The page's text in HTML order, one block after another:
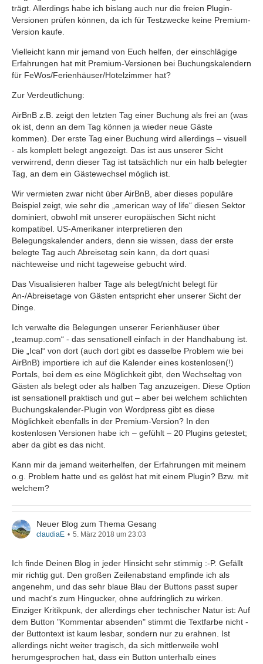
trägt. Allerdings habe ich bislang auch nur die freien Plugin-
Versionen prüfen können, da ich für Testzwecke keine Premium-
Version kaufe.
Vielleicht kann mir jemand von Euch helfen, der einschlägige
Erfahrungen hat mit Premium-Versionen bei Buchungskalendern
für FeWos/Ferienhäuser/Hotelzimmer hat?
Zur Verdeutlichung:
AirBnB z.B. zeigt den letzten Tag einer Buchung als frei an (was
ok ist, denn an dem Tag können ja wieder neue Gäste
kommen). Der erste Tag einer Buchung wird allerdings – visuell
- als komplett belegt angezeigt. Das ist aus unserer Sicht
verwirrend, denn dieser Tag ist tatsächlich nur ein halb belegter
Tag, an dem ein Gästewechsel möglich ist.
Wir vermieten zwar nicht über AirBnB, aber dieses populäre
Beispiel zeigt, wie sehr die „american way of life“ diesen Sektor
dominiert, obwohl mit unserer europäischen Sicht nicht
kompatibel. US-Amerikaner interpretieren den
Belegungskalender anders, denn sie wissen, dass der erste
belegte Tag auch Abreisetag sein kann, da dort quasi
nächteweise und nicht tageweise gebucht wird.
Das Visualisieren halber Tage als belegt/nicht belegt für
An-/Abreisetage von Gästen entspricht eher unserer Sicht der
Dinge.
Ich verwalte die Belegungen unserer Ferienhäuser über
„teamup.com“ - das sensationell einfach in der Handhabung ist.
Die „Ical“ von dort (auch dort gibt es dasselbe Problem wie bei
AirBnB) importiere ich auf die Kalender eines kostenlosen(!)
Portals, bei dem es eine Möglichkeit gibt, den Wechseltag von
Gästen als belegt oder als halben Tag anzuzeigen. Diese Option
ist sensationell praktisch und gut – aber bei welchem schlichten
Buchungskalender-Plugin von Wordpress gibt es diese
Möglichkeit ebenfalls in der Premium-Version? In den
kostenlosen Versionen habe ich – gefühlt – 20 Plugins getestet;
aber da gibt es das nicht.
Kann mir da jemand weiterhelfen, der Erfahrungen mit meinem
o.g. Problem hatte und es gelöst hat mit einem Plugin? Bzw. mit
welchem?
Neuer Blog zum Thema Gesang
claudiaE 5. März 2018 um 23:03
Ich finde Deinen Blog in jeder Hinsicht sehr stimmig :-P. Gefällt
mir richtig gut. Den großen Zeilenabstand empfinde ich als
angenehm, und das sehr blaue Blau der Buttons passt super
und macht's zum Hingucker, ohne aufdringlich zu wirken.
Einziger Kritikpunk, der allerdings eher technischer Natur ist: Auf
dem Button "Kommentar absenden" stimmt die Textfarbe nicht -
der Buttontext ist kaum lesbar, sondern nur zu erahnen. Ist
allerdings nicht weiter tragisch, da sich mittlerweile wohl
herumgesprochen hat, dass ein Button unterhalb eines